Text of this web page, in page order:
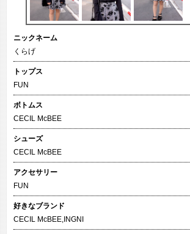
ニックネーム
くらげ
トップス
FUN
ボトムス
CECIL McBEE
シューズ
CECIL McBEE
アクセサリー
FUN
好きなブランド
CECIL McBEE,INGNI